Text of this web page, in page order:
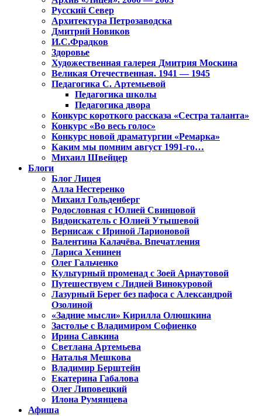
Русский Север
Архитектура Петрозаводска
Дмитрий Новиков
И.С.Фрадков
Здоровье
Художественная галерея Дмитрия Москина
Великая Отечественная. 1941 — 1945
Педагогика С. Артемьевой
Педагогика школы
Педагогика двора
Конкурс короткого рассказа «Сестра таланта»
Конкурс «Во весь голос»
Конкурс новой драматургии «Ремарка»
Каким мы помним август 1991-го…
Михаил Швейцер
Блоги
Блог Лицея
Алла Нестеренко
Михаил Гольденберг
Родословная с Юлией Свинцовой
Видоискатель с Юлией Утышевой
Вернисаж с Ириной Ларионовой
Валентина Калачёва. Впечатления
Лариса Хенинен
Олег Гальченко
Культурный променад с Зоей Арнаутовой
Путешествуем с Лидией Винокуровой
Лазурный Берег без пафоса с Александрой
Озолиной
«Задние мысли» Кирилла Олюшкина
Застолье с Владимиром Софиенко
Ирина Савкина
Светлана Артемьева
Наталья Мешкова
Владимир Берштейн
Екатерина Габалова
Олег Липовецкий
Илона Румянцева
Афиша